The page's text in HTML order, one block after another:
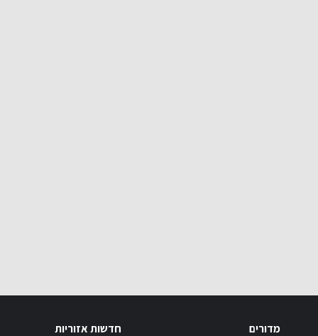
מדורים חדשות אזוריות